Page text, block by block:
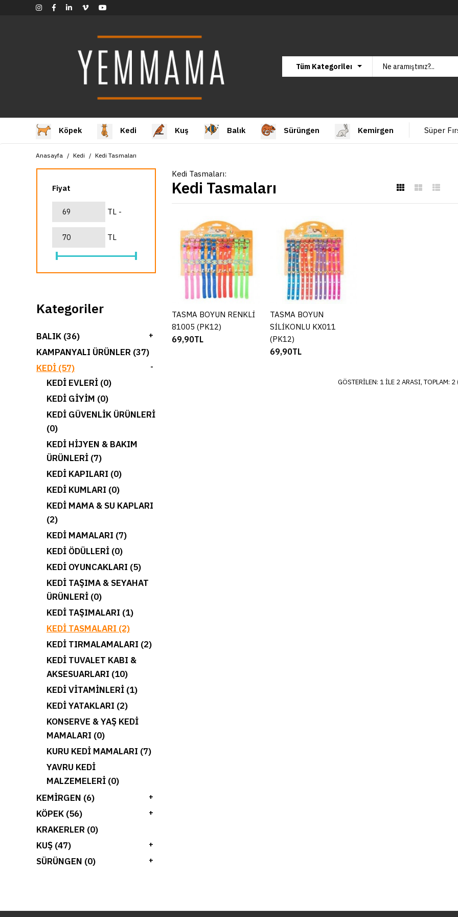
Köpek Kedi Kuş Balık Sürüngen Kemirgen Süper
Anasayfa Kedi Kedi Tasmaları
Fiyat
TL -
TL
Kategoriler
BALIK (36) +
KAMPANYALI ÜRÜNLER (37)
KEDI (57)
-
KEDI EVLERI (0)
KEDI GIYIM (0)
KEDI GÜVENLIK ÜRÜNLERI
(0)
KEDI HIJYEN & BAKIM
ÜRÜNLERI (7)
KEDI KAPILARI (0)
KEDI KUMLARI (0)
KEDI MAMA & SU KAPLARI
(2)
KEDI MAMALARI (7)
KEDI ÖDÜLLERI (0)
KEDI OYUNCAKLARI (5)
KEDI TAŞIMA & SEYAHAT
ÜRÜNLERI (0)
KEDI TAŞIMALARI (1)
KEDI TASMALARI (2)
KEDI TIRMALAMALARI (2)
KEDI TUVALET KABI &
AKSESUARLARI (10)
KEDI VITAMINLERI (1)
KEDI YATAKLARI (2)
KONSERVE & YAŞ KEDI
MAMALARI (0)
KURU KEDI MAMALARI (7)
YAVRU KEDI
MALZEMELERI (0)
KEMIRGEN (6)
+
KÖPEK (56) +
KRAKERLER (0)
KUŞ (47)
+
SÜRÜNGEN (0) +
Kedi Tasmaları:
Kedi Tasmaları
TASMA
SEPETE EKLE
TASMA BOYUN RENKLİ
81005 (PK12)
69,90TL
SEPETE EKLE
TASMA BOYUN
SİLİKONLU KX011
(PK12)
69,90TL
GÖSTERILEN: 1 ILE 2 ARASI, TOPLAM: 2